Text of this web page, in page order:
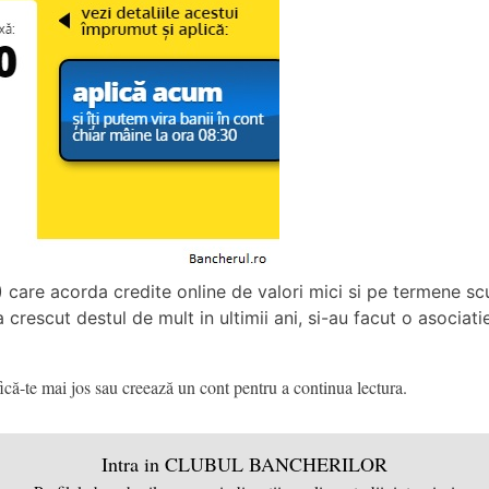
care acorda credite online de valori mici si pe termene
crescut destul de mult in ultimii ani, si-au facut o
te mai jos sau creează un cont pentru a continua lectura.
Intra in CLUBUL BANCHERILOR